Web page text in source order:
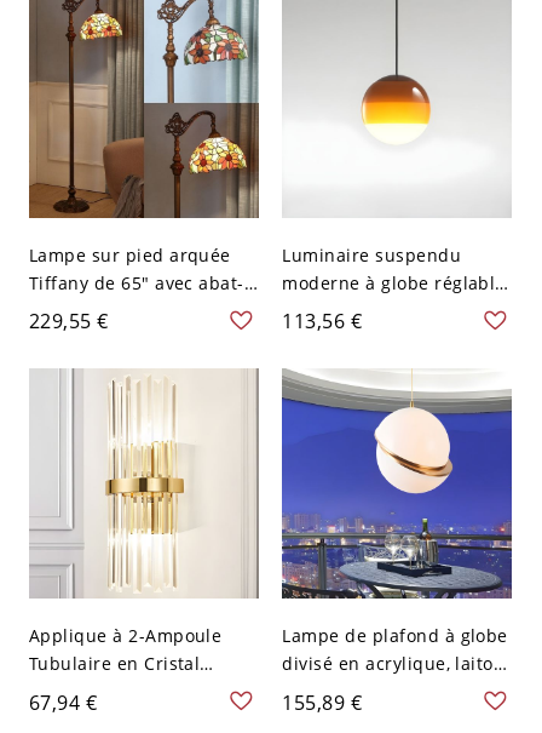
Lampe sur pied arquée
Tiffany de 65" avec abat-
jour en verre multicolore
salon - 110 V-120 V Style 1
229,55 €
Luminaire suspendu
moderne à globe réglable
en hauteur avec abat-jour
Orange
113,56 €
Applique à 2-Ampoule
Tubulaire en Cristal
Transparent Lampe
Murale Style
67,94 €
Lampe de plafond à globe
divisé en acrylique, laiton
et blanc, avec 1 ampoule
postmoderne, 8" L
155,89 €